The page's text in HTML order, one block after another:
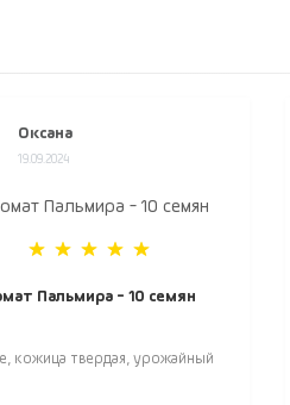
Оксана
19.09.2024
Пальмира - 10 семян
кожица твердая, урожайный